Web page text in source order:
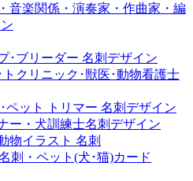
音楽関係・演奏家・作曲家・編
･ブリーダー 名刺デザイン
トクリニック･獣医･動物看護士
ペット トリマー 名刺デザイン
ー・犬訓練士名刺デザイン
物イラスト 名刺
刺・ペット(犬･猫)カード